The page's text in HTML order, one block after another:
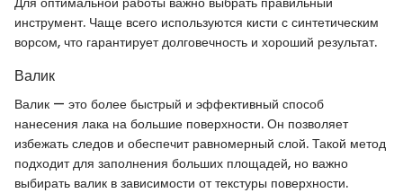
инструмент. Чаще всего используются кисти с синтетическим
ворсом, что гарантирует долговечность и хороший результат.
Валик
Валик — это более быстрый и эффективный способ
нанесения лака на большие поверхности. Он позволяет
избежать следов и обеспечит равномерный слой. Такой метод
подходит для заполнения больших площадей, но важно
выбирать валик в зависимости от текстуры поверхности.